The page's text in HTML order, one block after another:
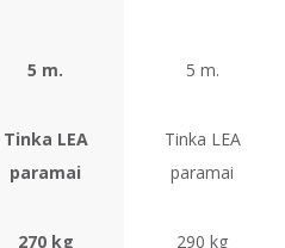
5 m. 5 m.
Tinka LEA
paramai
Tinka LEA
paramai
270 kg 290 kg